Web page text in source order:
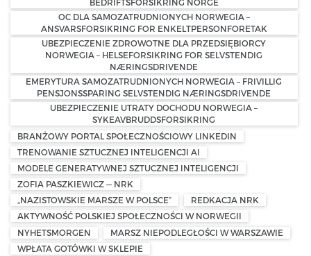
OC DLA SAMOZATRUDNIONYCH NORWEGIA –
ANSVARSFORSIKRING FOR ENKELTPERSONFORETAK
UBEZPIECZENIE ZDROWOTNE DLA PRZEDSIĘBIORCY
NORWEGIA – HELSEFORSIKRING FOR SELVSTENDIG
NÆRINGSDRIVENDE
EMERYTURA SAMOZATRUDNIONYCH NORWEGIA – FRIVILLIG
PENSJONSSPARING SELVSTENDIG NÆRINGSDRIVENDE
UBEZPIECZENIE UTRATY DOCHODU NORWEGIA –
SYKEAVBRUDDSFORSIKRING
BRANŻOWY PORTAL SPOŁECZNOŚCIOWY LINKEDIN
TRENOWANIE SZTUCZNEJ INTELIGENCJI AI
MODELE GENERATYWNEJ SZTUCZNEJ INTELIGENCJI
ZOFIA PASZKIEWICZ — NRK
„NAZISTOWSKIE MARSZE W POLSCE”
REDKACJA NRK
AKTYWNOŚĆ POLSKIEJ SPOŁECZNOŚCI W NORWEGII
NYHETSMORGEN
MARSZ NIEPODLEGŁOŚCI W WARSZAWIE
WPŁATA GOTÓWKI W SKLEPIE